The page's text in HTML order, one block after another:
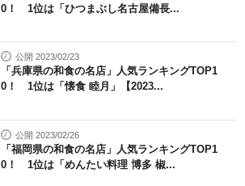
0！ 1位は「ひつまぶし名古屋備長...
公開 2023/02/23
「兵庫県の和食の名店」人気ランキングTOP1
0！ 1位は「懐食 睦月」【2023...
公開 2023/02/26
「福岡県の和食の名店」人気ランキングTOP1
0！ 1位は「めんたい料理 博多 椒...